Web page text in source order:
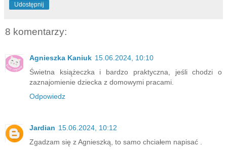
Udostępnij
8 komentarzy:
Agnieszka Kaniuk 15.06.2024, 10:10
Świetna książeczka i bardzo praktyczna, jeśli chodzi o
zaznajomienie dziecka z domowymi pracami.
Odpowiedz
Jardian 15.06.2024, 10:12
Zgadzam się z Agnieszką, to samo chciałem napisać .